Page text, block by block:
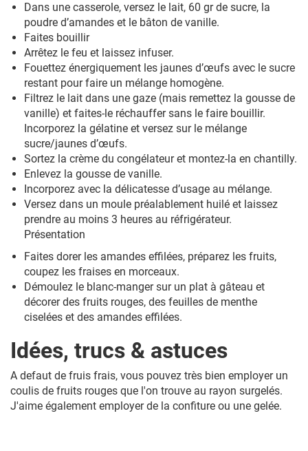
Dans une casserole, versez le lait, 60 gr de sucre, la
poudre d’amandes et le bâton de vanille.
Faites bouillir
Arrêtez le feu et laissez infuser.
Fouettez énergiquement les jaunes d’œufs avec le sucre
restant pour faire un mélange homogène.
Filtrez le lait dans une gaze (mais remettez la gousse de
vanille) et faites-le réchauffer sans le faire bouillir.
Incorporez la gélatine et versez sur le mélange
sucre/jaunes d’œufs.
Sortez la crème du congélateur et montez-la en chantilly.
Enlevez la gousse de vanille.
Incorporez avec la délicatesse d’usage au mélange.
Versez dans un moule préalablement huilé et laissez
prendre au moins 3 heures au réfrigérateur.
Présentation
Faites dorer les amandes effilées, préparez les fruits,
coupez les fraises en morceaux.
Démoulez le blanc-manger sur un plat à gâteau et
décorer des fruits rouges, des feuilles de menthe
ciselées et des amandes effilées.
Idées, trucs & astuces
A defaut de fruis frais, vous pouvez très bien employer un
coulis de fruits rouges que l'on trouve au rayon surgelés.
J'aime également employer de la confiture ou une gelée.